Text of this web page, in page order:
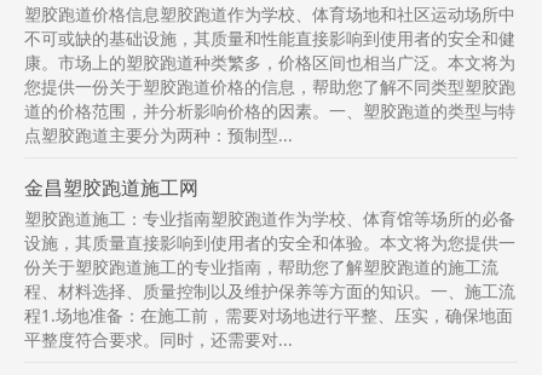
塑胶跑道价格信息塑胶跑道作为学校、体育场地和社区运动场所中
不可或缺的基础设施，其质量和性能直接影响到使用者的安全和健
康。市场上的塑胶跑道种类繁多，价格区间也相当广泛。本文将为
您提供一份关于塑胶跑道价格的信息，帮助您了解不同类型塑胶跑
道的价格范围，并分析影响价格的因素。一、塑胶跑道的类型与特
点塑胶跑道主要分为两种：预制型...
金昌塑胶跑道施工网
塑胶跑道施工：专业指南塑胶跑道作为学校、体育馆等场所的必备
设施，其质量直接影响到使用者的安全和体验。本文将为您提供一
份关于塑胶跑道施工的专业指南，帮助您了解塑胶跑道的施工流
程、材料选择、质量控制以及维护保养等方面的知识。一、施工流
程1.场地准备：在施工前，需要对场地进行平整、压实，确保地面
平整度符合要求。同时，还需要对...